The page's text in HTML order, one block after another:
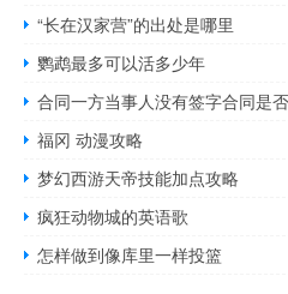
“长在汉家营”的出处是哪里
鹦鹉最多可以活多少年
合同一方当事人没有签字合同是
福冈 动漫攻略
梦幻西游天帝技能加点攻略
疯狂动物城的英语歌
怎样做到像库里一样投篮